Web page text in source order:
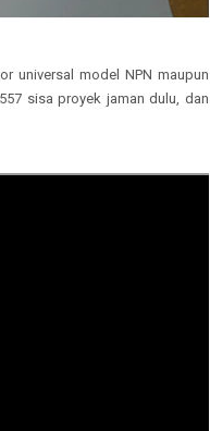
universal model NPN maupun
sisa proyek jaman dulu, dan